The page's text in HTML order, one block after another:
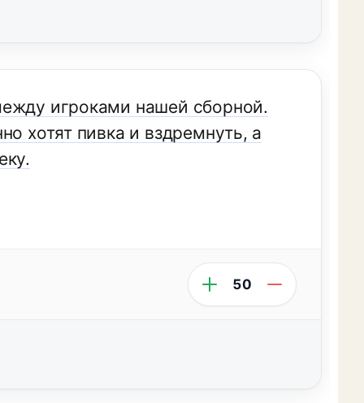
игроками нашей сборной.
хотят пивка и вздремнуть, а
50